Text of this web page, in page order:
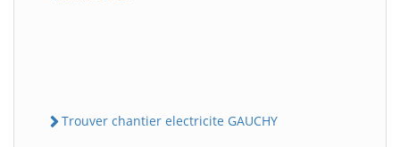
Trouver chantier electricite GAUCHY